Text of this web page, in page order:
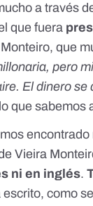
a través
que fuera
que
pero
El dinero se
lo que sabemos
encontrado
Vieira
ni en inglés.
como